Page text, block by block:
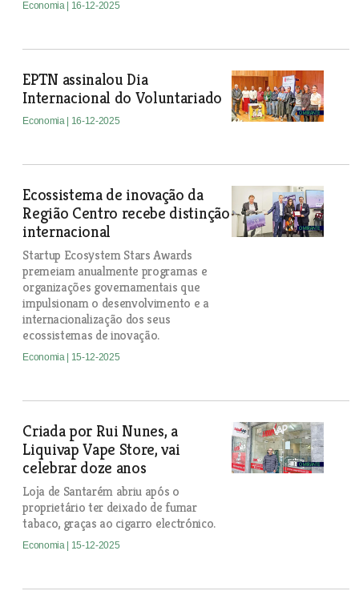
Economia | 16-12-2025
EPTN assinalou Dia
Internacional do Voluntariado
Economia | 16-12-2025
Ecossistema de inovação da
Região Centro recebe distinção
internacional
Startup Ecosystem Stars Awards
premeiam anualmente programas e
organizações governamentais que
impulsionam o desenvolvimento e a
internacionalização dos seus
ecossistemas de inovação.
Economia | 15-12-2025
Criada por Rui Nunes, a
Liquivap Vape Store, vai
celebrar doze anos
Loja de Santarém abriu após o
proprietário ter deixado de fumar
tabaco, graças ao cigarro electrónico.
Economia | 15-12-2025